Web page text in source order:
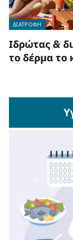
ΔΙΑΤΡΟΦΗ
Ιδρώτας &
το δέρμα το